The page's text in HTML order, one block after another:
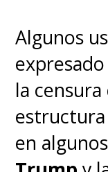
Estados
usuarios
TikTok
Chino.
ejecutar
Algunos
la
en